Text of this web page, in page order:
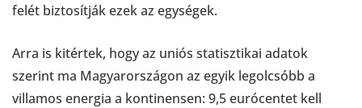
felét biztosítják ezek az egységek.
Arra is kitértek, hogy az uniós statisztikai adatok
szerint ma Magyarországon az egyik legolcsóbb a
villamos energia a kontinensen: 9,5 eurócentet kell